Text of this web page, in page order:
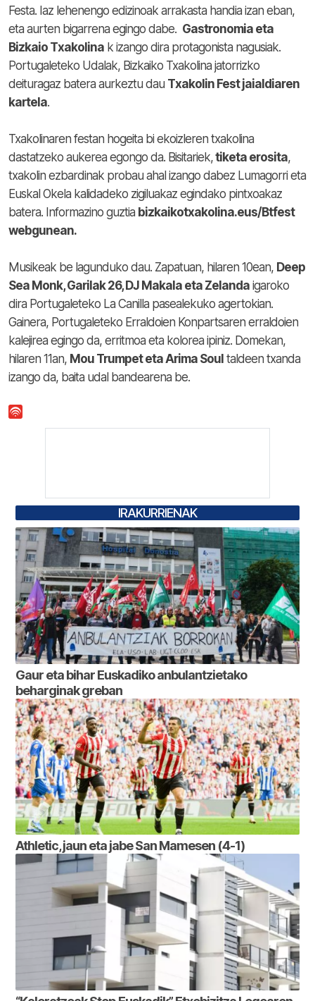
Festa. Iaz lehenengo edizinoak arrakasta handia izan eban,
eta aurten bigarrena egingo dabe. Gastronomia eta
Bizkaio Txakolina k izango dira protagonista nagusiak.
Portugaleteko Udalak, Bizkaiko Txakolina jatorrizko
deituragaz batera aurkeztu dau Txakolin Fest jaialdiaren
kartela.
Txakolinaren festan hogeita bi ekoizleren txakolina
dastatzeko aukerea egongo da. Bisitariek,tiketa erosita,
txakolin ezbardinak probau ahal izango dabez Lumagorri eta
Euskal Okela kalidadeko zigiluakaz egindako pintxoakaz
batera. Informazino guztia bizkaikotxakolina.eus/Btfest
webgunean.
Musikeak be lagunduko dau. Zapatuan, hilaren 10ean, Deep
Sea Monk, Garilak 26, DJ Makala eta Zelanda igaroko
dira Portugaleteko La Canilla pasealekuko agertokian.
Gainera, Portugaleteko Erraldoien Konpartsaren erraldoien
kalejirea egingo da, erritmoa eta kolorea ipiniz. Domekan,
hilaren 11an, Mou Trumpet eta Arima Soul taldeen txanda
izango da, baita udal bandearena be.
IRAKURRIENAK
Gaur eta bihar Euskadiko anbulantzietako
beharginak greban
Athletic, jaun eta jabe San Mamesen (4-1)